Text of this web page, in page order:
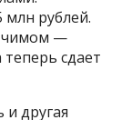
млн рублей.
—
сдает
другая